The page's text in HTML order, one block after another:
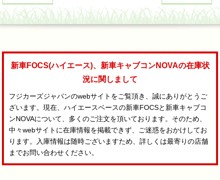
新車FOCS(ハイエース)、新車キャブコンNOVAの在庫状
況に関しまして
フジカーズジャパンのwebサイトをご覧頂き、誠にありがとうご
ざいます。現在、ハイエースベースの新車FOCSと新車キャブコ
ンNOVAについて、多くのご注文を頂いております。そのため、
中々webサイトに在庫情報を掲載できず、ご迷惑をおかけしてお
ります。入庫情報は随時ございますため、詳しくは最寄りの店舗
までお問い合わせください。